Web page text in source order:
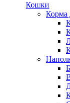
Кошки
Корма